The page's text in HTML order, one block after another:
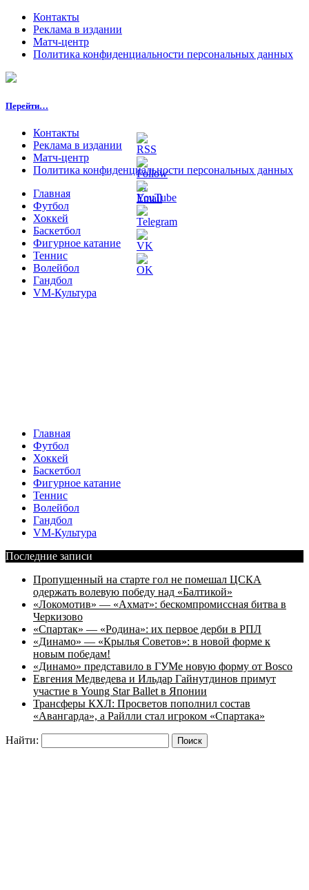
Контакты
Реклама в издании
Матч-центр
Политика конфиденциальности персональных данных
Перейти…
Контакты
Реклама в издании
Матч-центр
Политика конфиденциальности персональных данных
Главная
Футбол
Хоккей
Баскетбол
Фигурное катание
Теннис
Волейбол
Гандбол
VM-Культура
Главная
Футбол
Хоккей
Баскетбол
Фигурное катание
Теннис
Волейбол
Гандбол
VM-Культура
Последние записи
Пропущенный на старте гол не помешал ЦСКА
одержать волевую победу над «Балтикой»
«Локомотив» — «Ахмат»: бескомпромиссная битва в
Черкизово
«Спартак» — «Родина»: их первое дерби в РПЛ
«Динамо» — «Крылья Советов»: в новой форме к
новым победам!
«Динамо» представило в ГУМе новую форму от Bosco
Евгения Медведева и Ильдар Гайнутдинов примут
участие в Young Star Ballet в Японии
Трансферы КХЛ: Просветов пополнил состав
«Авангарда», а Райлли стал игроком «Спартака»
Найти: